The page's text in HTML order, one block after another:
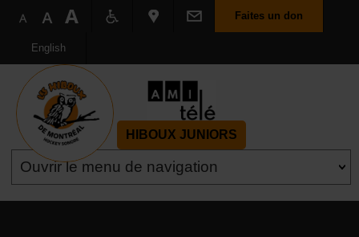
Faites un don
English
HIBOUX JUNIORS